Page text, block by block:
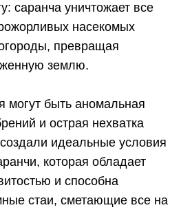
саранча уничтожает все
насекомых
превращая
землю.
могут быть аномальная
и острая нехватка
идеальные условия
которая обладает
и способна
стаи, сметающие все на